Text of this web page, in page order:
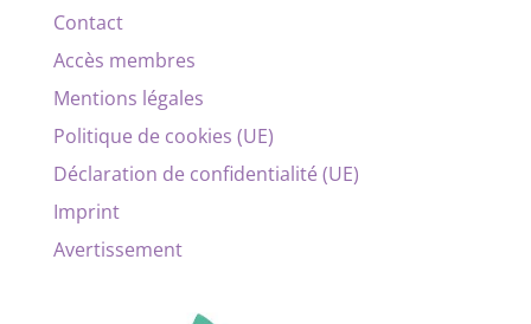
Contact
Accès membres
Mentions légales
Politique de cookies (UE)
Déclaration de confidentialité (UE)
Imprint
Avertissement